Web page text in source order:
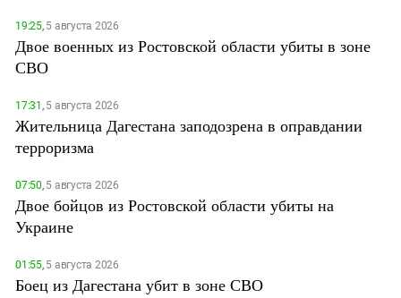
19:25,5 августа 2026
Двое военных из Ростовской области убиты в зоне
СВО
17:31,5 августа 2026
Жительница Дагестана заподозрена в оправдании
терроризма
07:50,5 августа 2026
Двое бойцов из Ростовской области убиты на
Украине
01:55,5 августа 2026
Боец из Дагестана убит в зоне СВО